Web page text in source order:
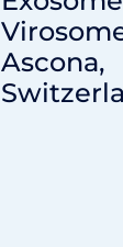
Ascona,